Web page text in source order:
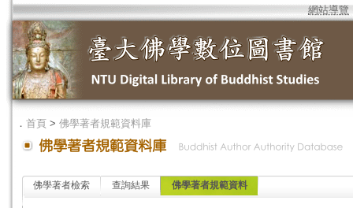
網站導覽
． 首頁 > 佛學著者規範資料庫
佛學著者檢索 查詢結果 佛學著者規範資料